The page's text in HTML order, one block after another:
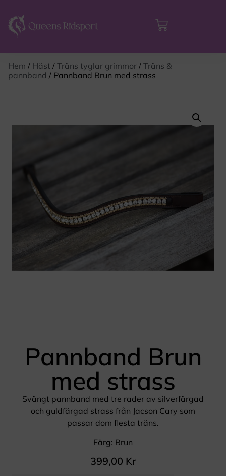
Hem / Häst / Träns tyglar grimmor / Träns &
pannband / Pannband Brun med strass
Pannband Brun
med strass
Svängt pannband med tre rader av silverfärgad
och guldfärgad strass från Jacson Cary som
passar dom flesta träns.
Färg: Brun
399,00 Kr